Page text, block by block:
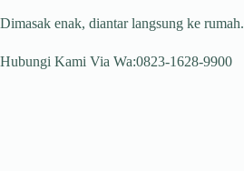
Dimasak enak, diantar langsung ke rumah.
Hubungi Kami Via Wa:0823-1628-9900